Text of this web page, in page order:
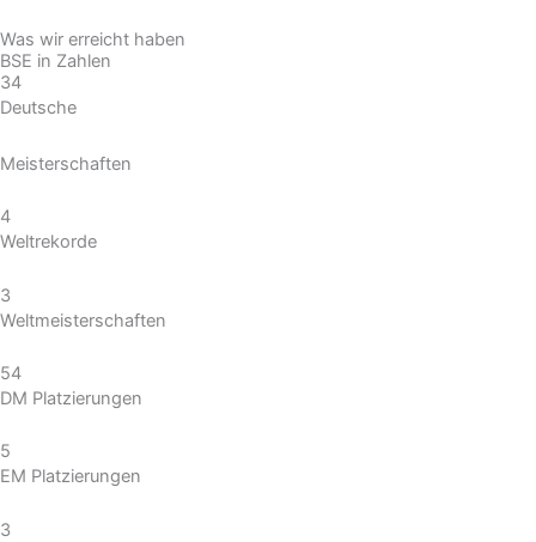
Was wir erreicht haben
BSE in Zahlen
34
Deutsche
Meisterschaften
4
Weltrekorde
3
Weltmeisterschaften
54
DM Platzierungen
5
EM Platzierungen
3